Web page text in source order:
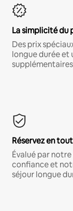
La simplicité du
Des prix
longue durée et
Réservez en
Évalué par
confiance et
séjour longue